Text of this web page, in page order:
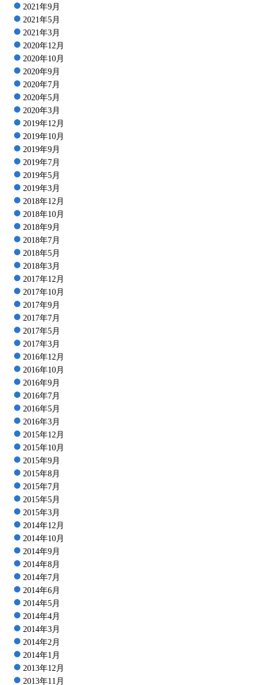
2021年9月
2021年5月
2021年3月
2020年12月
2020年10月
2020年9月
2020年7月
2020年5月
2020年3月
2019年12月
2019年10月
2019年9月
2019年7月
2019年5月
2019年3月
2018年12月
2018年10月
2018年9月
2018年7月
2018年5月
2018年3月
2017年12月
2017年10月
2017年9月
2017年7月
2017年5月
2017年3月
2016年12月
2016年10月
2016年9月
2016年7月
2016年5月
2016年3月
2015年12月
2015年10月
2015年9月
2015年8月
2015年7月
2015年5月
2015年3月
2014年12月
2014年10月
2014年9月
2014年8月
2014年7月
2014年6月
2014年5月
2014年4月
2014年3月
2014年2月
2014年1月
2013年12月
2013年11月